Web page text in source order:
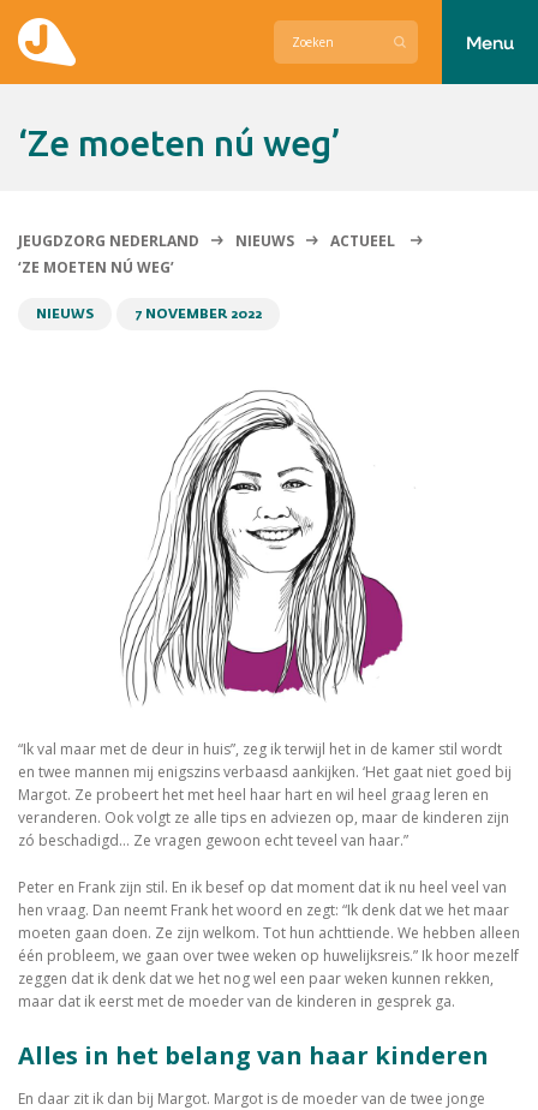
Menu
‘Ze moeten nú weg’
JEUGDZORG NEDERLAND NIEUWS
ACTUEEL
‘ZE MOETEN NÚ WEG’
NIEUWS 7 NOVEMBER 2022
“Ik val maar met de deur in huis”, zeg ik terwijl het in de kamer stil wordt
en twee mannen mij enigszins verbaasd aankijken. ‘Het gaat niet goed bij
Margot. Ze probeert het met heel haar hart en wil heel graag leren en
veranderen. Ook volgt ze alle tips en adviezen op, maar de kinderen zijn
zó beschadigd… Ze vragen gewoon echt teveel van haar.”
Peter en Frank zijn stil. En ik besef op dat moment dat ik nu heel veel van
hen vraag. Dan neemt Frank het woord en zegt: “Ik denk dat we het maar
moeten gaan doen. Ze zijn welkom. Tot hun achttiende. We hebben alleen
één probleem, we gaan over twee weken op huwelijksreis.” Ik hoor mezelf
zeggen dat ik denk dat we het nog wel een paar weken kunnen rekken,
maar dat ik eerst met de moeder van de kinderen in gesprek ga.
Alles in het belang van haar kinderen
En daar zit ik dan bij Margot. Margot is de moeder van de twee jonge